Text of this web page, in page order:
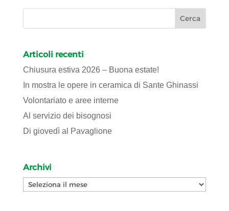
Articoli recenti
Chiusura estiva 2026 – Buona estate!
In mostra le opere in ceramica di Sante Ghinassi
Volontariato e aree interne
Al servizio dei bisognosi
Di giovedì al Pavaglione
Archivi
Archivi